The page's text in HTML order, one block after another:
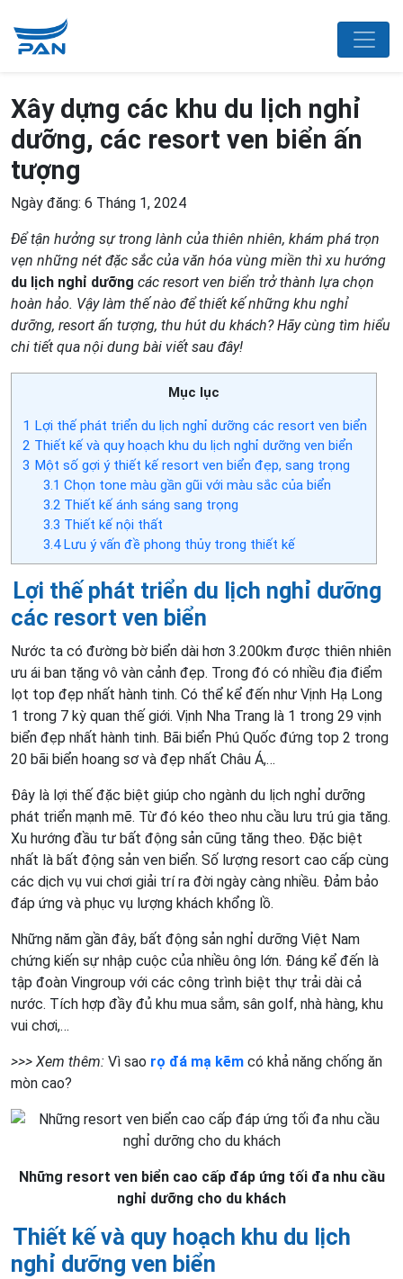
Xây dựng các khu du lịch nghỉ
dưỡng, các resort ven biển ấn
tượng
Ngày đăng: 6 Tháng 1, 2024
Để tận hưởng sự trong lành của thiên nhiên, khám phá trọn
vẹn những nét đặc sắc của văn hóa vùng miền thì xu hướng
du lịch nghỉ dưỡng các resort ven biển trở thành lựa chọn
hoàn hảo. Vậy làm thế nào để thiết kế những khu nghỉ
dưỡng, resort ấn tượng, thu hút du khách? Hãy cùng tìm hiểu
chi tiết qua nội dung bài viết sau đây!
Mục lục
1 Lợi thế phát triển du lịch nghỉ dưỡng các resort ven biển
2 Thiết kế và quy hoạch khu du lịch nghỉ dưỡng ven biển
3 Một số gợi ý thiết kế resort ven biển đẹp, sang trọng
3.1 Chọn tone màu gần gũi với màu sắc của biển
3.2Thiết kế ánh sáng sang trọng
3.3 Thiết kế nội thất
3.4Lưu ý vấn đề phong thủy trong thiết kế
Lợi thế phát triển du lịch nghỉ dưỡng
các resort ven biển
Nước ta có đường bờ biển dài hơn 3.200km được thiên nhiên
ưu ái ban tặng vô vàn cảnh đẹp. Trong đó có nhiều địa điểm
lọt top đẹp nhất hành tinh. Có thể kể đến như Vịnh Hạ Long
1 trong 7 kỳ quan thế giới. Vịnh Nha Trang là 1 trong 29 vịnh
biển đẹp nhất hành tinh. Bãi biển Phú Quốc đứng top 2 trong
20 bãi biển hoang sơ và đẹp nhất Châu Á,…
Đây là lợi thế đặc biệt giúp cho ngành du lịch nghỉ dưỡng
phát triển mạnh mẽ. Từ đó kéo theo nhu cầu lưu trú gia tăng.
Xu hướng đầu tư bất động sản cũng tăng theo. Đặc biệt
nhất là bất động sản ven biển. Số lượng resort cao cấp cùng
các dịch vụ vui chơi giải trí ra đời ngày càng nhiều. Đảm bảo
đáp ứng và phục vụ lượng khách khổng lồ.
Những năm gần đây, bất động sản nghỉ dưỡng Việt Nam
chứng kiến sự nhập cuộc của nhiều ông lớn. Đáng kể đến là
tập đoàn Vingroup với các công trình biệt thự trải dài cả
nước. Tích hợp đầy đủ khu mua sắm, sân golf, nhà hàng, khu
vui chơi,…
>>> Xem thêm: Vì sao rọ đá mạ kẽm có khả năng chống ăn
mòn cao?
Những resort ven biển cao cấp đáp ứng tối đa nhu cầu
nghỉ dưỡng cho du khách
Thiết kế và quy hoạch khu du lịch
nghỉ dưỡng ven biển